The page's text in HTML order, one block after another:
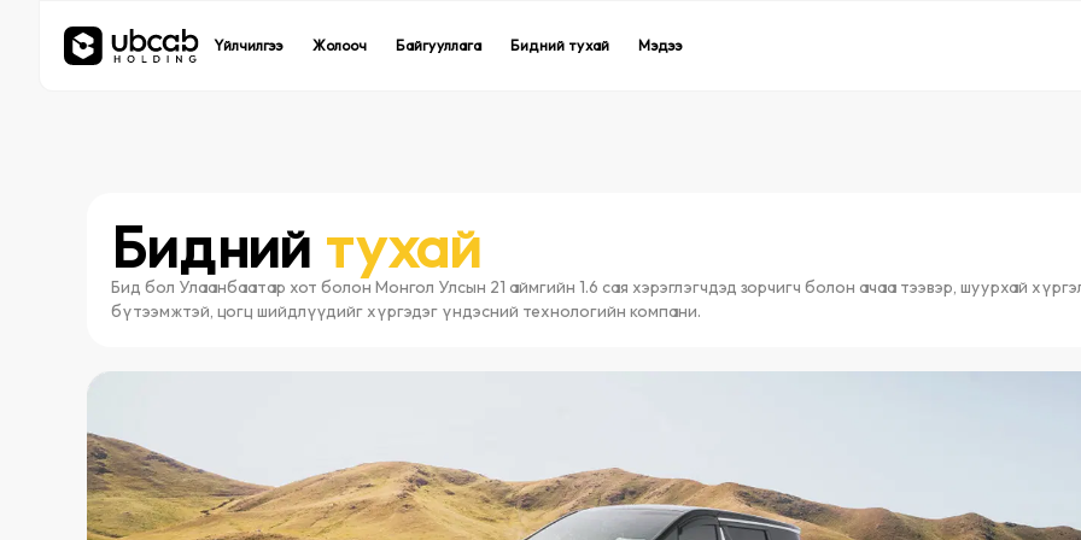
Үйлчилгээ Жолооч Байгууллага Бидний тухай Мэдээ
UBCab
Такси үйлчилгээ Хоол хүргэлтийн үйлчилгээ
Үйлчилгээ Жолооч Байгууллага Бидний тухай Мэдээ
UBCab
Такси үйлчилгээ Хоол хүргэлтийн үйлчилгээ
Бидний тухай
Бид бол Улаанбаатар хот болон Монгол Улсын 21 аймгийн 1.6 сая хэрэглэгчдэд зорчигч болон ачаа тээвэр, шуурхай
бүтээмжтэй, цогц шийдлүүдийг хүргэдэг үндэсний технологийн компани.